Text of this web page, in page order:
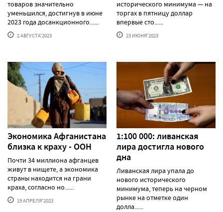
товаров значительно
уменьшился, достигнув в июне
2023 года досанкционного......
2 АВГУСТА'2023
исторического минимума — на
торгах в пятницу доллар
впервые сто......
23 ИЮНЯ'2023
Экономика Афганистана
близка к краху - ООН
Почти 34 миллиона афганцев
живут в нищете, а экономика
страны находится на грани
краха, согласно но......
19 АПРЕЛЯ'2023
1:100 000: ливанская
лира достигла нового
дна
Ливанская лира упала до
нового исторического
минимума, теперь на черном
рынке на отметке один
долла......